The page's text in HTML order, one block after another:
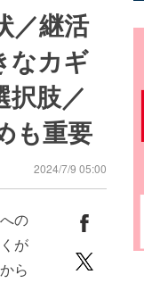
／継活
なカギ
択肢／
も重要
2024/7/9 05:00
の
が
ら